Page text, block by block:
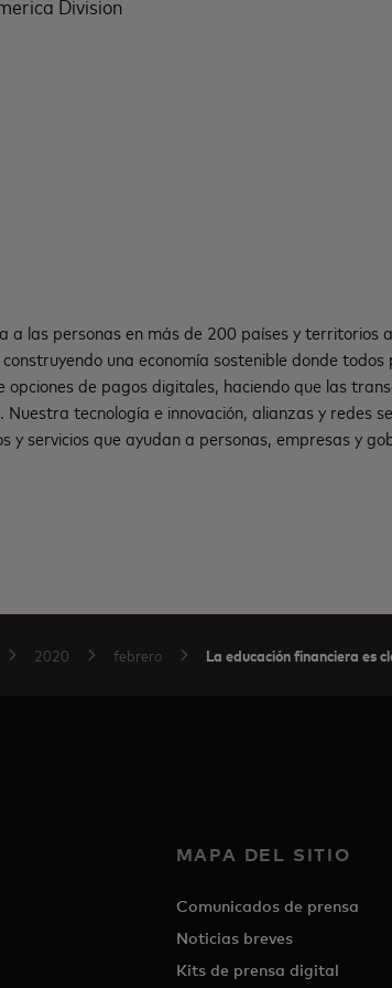
Division
a las personas en más de 200 países y territorios
una economía sostenible donde todos
de pagos digitales, haciendo que las
tecnología e innovación, alianzas y redes
y servicios que ayudan a personas, empresas y
2020 febrero La educación financiera es
MAPA DEL SITIO
Comunicados de prensa
Noticias breves
Kits de prensa digital